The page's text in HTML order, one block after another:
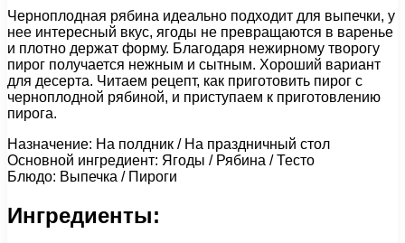
Черноплодная рябина идеально подходит для выпечки, у
нее интересный вкус, ягоды не превращаются в варенье
и плотно держат форму. Благодаря нежирному творогу
пирог получается нежным и сытным. Хороший вариант
для десерта. Читаем рецепт, как приготовить пирог с
черноплодной рябиной, и приступаем к приготовлению
пирога.
Назначение: На полдник / На праздничный стол
Основной ингредиент: Ягоды / Рябина / Тесто
Блюдо: Выпечка / Пироги
Ингредиенты: